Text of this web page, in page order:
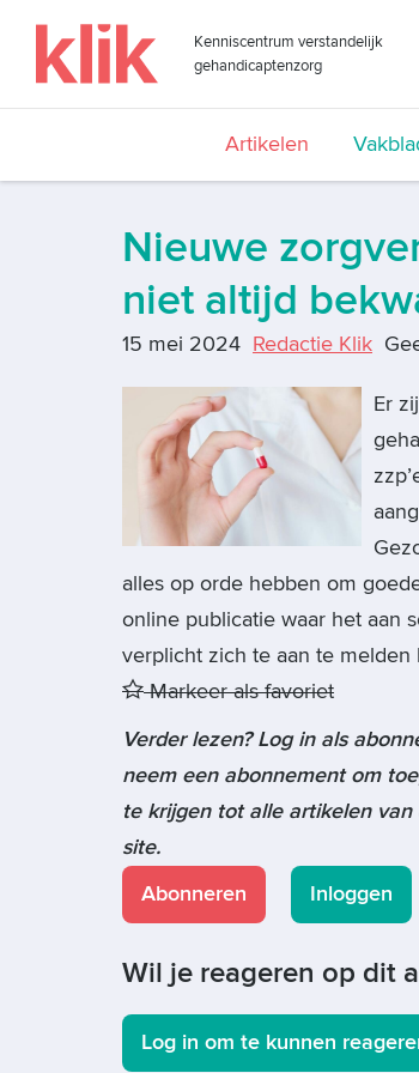
Kenniscentrum verstandelijk
gehandicaptenzorg
Artikelen
Nieuwe
niet altijd
15 mei 2024 Redactie Klik
Er
alles op orde hebben om
online publicatie waar het aan
verplicht zich te aan te melden
Markeer als favoriet
Verder lezen? Log in als
neem een abonnement om
te krijgen tot alle artikelen van
site.
Abonneren
Inloggen
Wil je reageren op dit
Log in om te kunnen